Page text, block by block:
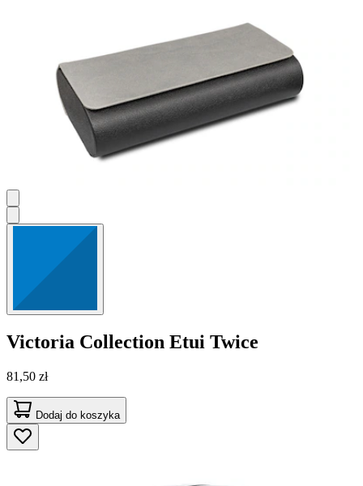
Victoria Collection Etui Twice
81,50 zł
Dodaj do koszyka